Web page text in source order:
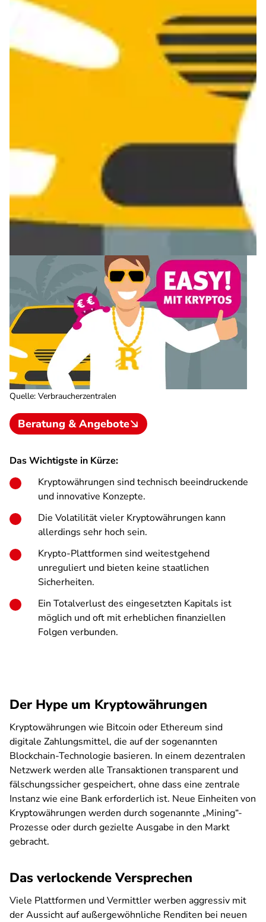
Quelle: Verbraucherzentralen
Beratung & Angebote
Das Wichtigste in Kürze:
Kryptowährungen sind technisch beeindruckende
und innovative Konzepte.
Die Volatilität vieler Kryptowährungen kann
allerdings sehr hoch sein.
Krypto-Plattformen sind weitestgehend
unreguliert und bieten keine staatlichen
Sicherheiten.
Ein Totalverlust des eingesetzten Kapitals ist
möglich und oft mit erheblichen finanziellen
Folgen verbunden.
Der Hype um Kryptowährungen
Kryptowährungen wie Bitcoin oder Ethereum sind
digitale Zahlungsmittel, die auf der sogenannten
Blockchain-Technologie basieren. In einem dezentralen
Netzwerk werden alle Transaktionen transparent und
fälschungssicher gespeichert, ohne dass eine zentrale
Instanz wie eine Bank erforderlich ist. Neue Einheiten von
Kryptowährungen werden durch sogenannte „Mining“-
Prozesse oder durch gezielte Ausgabe in den Markt
gebracht.
Das verlockende Versprechen
Viele Plattformen und Vermittler werben aggressiv mit
der Aussicht auf außergewöhnliche Renditen bei neuen